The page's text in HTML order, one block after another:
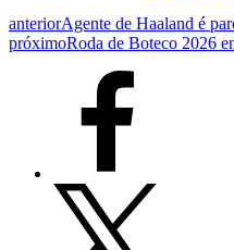
anteriorAgente de Haaland é
próximoRoda de Boteco 2026